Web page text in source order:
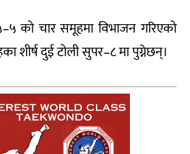
को चार समूहमा विभाजन गरिएको
शीर्ष दुई टोली सुपर–८ मा पुग्नेछन्।